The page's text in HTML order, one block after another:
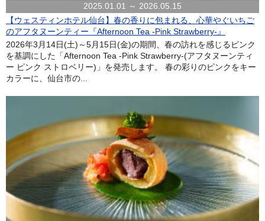
2025.01.01 ～ 2026.05.15
【ウェスティンホテル仙台】春の香りに包まれる、心華やぐいちご
のアフタヌーンティー『Afternoon Tea -Pink Strawberry-』
2026年3月14日(土)～5月15日(金)の期間、春の訪れを感じるピンク
を基調にした「Afternoon Tea -Pink Strawberry-(アフタヌーンティ
ー ピンク ストロベリー)」を発売します。 春の彩りのピンクをキー
カラーに、仙台市の...